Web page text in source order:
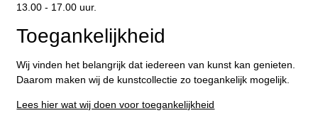
13.00 - 17.00 uur.
Toegankelijkheid
Wij vinden het belangrijk dat iedereen van kunst kan genieten.
Daarom maken wij de kunstcollectie zo toegankelijk mogelijk.
Lees hier wat wij doen voor toegankelijkheid